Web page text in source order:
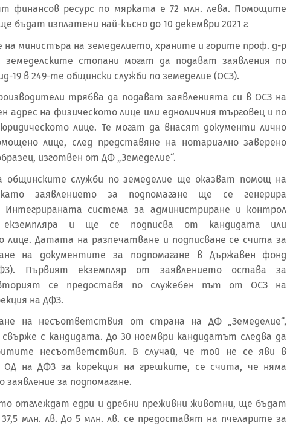
финансов ресурс по мярката е 72 млн. лева. Помощите
бъдат изплатени най-късно до 10 декември 2021 г.
на министъра на земеделието, храните и горите проф. д-р
земеделските стопани могат да подават заявления по
19 в 249-те общински служби по земеделие (ОСЗ).
трябва да подават заявленията си в ОСЗ на
адрес на физическото лице или едноличния търговец и по
лице. Те могат да внасят документи лично
лице, след представяне на нотариално заверено
изготвен от ДФ „Земеделие“.
общинските служби по земеделие ще оказват помощ на
заявлението за подпомагане ще се генерира
система за администриране и контрол
и ще се подписва от кандидата или
лице. Датата на разпечатване и подписване се счита за
на документите за подпомагане в Държавен фонд
Първият екземпляр от заявлението остава за
се предоставя по служебен път от ОСЗ на
на ДФЗ.
на несъответствия от страна на ДФ „Земеделие“,
с кандидата. До 30 ноември кандидатът следва да
несъответствия. В случай, че той не се яви в
ОД на ДФЗ за корекция на грешките, се счита, че няма
заявление за подпомагане.
отглеждат едри и дребни преживни животни, ще бъдат
37,5 млн. лв. До 5 млн. лв. се предоставят на пчеларите за